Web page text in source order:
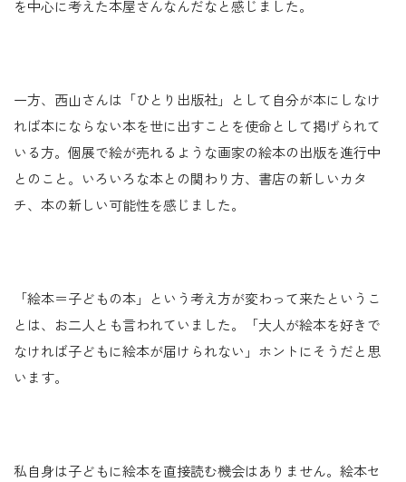
を中心に考えた本屋さんなんだなと感じました。
一方、西山さんは「ひとり出版社」として自分が本にしなけ
れば本にならない本を世に出すことを使命として掲げられて
いる方。個展で絵が売れるような画家の絵本の出版を進行中
とのこと。いろいろな本との関わり方、書店の新しいカタ
チ、本の新しい可能性を感じました。
「絵本＝子どもの本」という考え方が変わって来たというこ
とは、お二人とも言われていました。「大人が絵本を好きで
なければ子どもに絵本が届けられない」ホントにそうだと思
います。
私自身は子どもに絵本を直接読む機会はありません。絵本セ